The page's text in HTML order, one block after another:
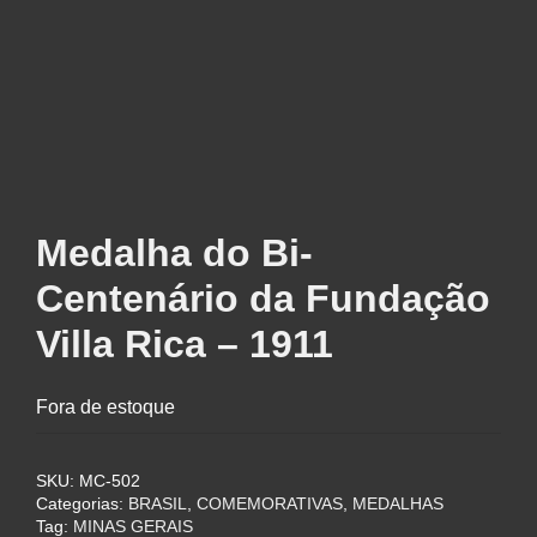
Medalha do Bi-
Centenário da Fundação
Villa Rica – 1911
Fora de estoque
SKU: MC-502
Categorias: BRASIL COMEMORATIVAS
MEDALHAS
Tag: MINAS GERAIS